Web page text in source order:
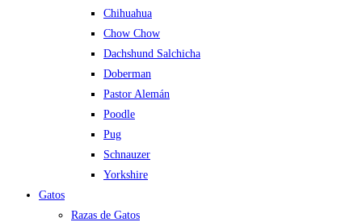
Chihuahua
Chow Chow
Dachshund Salchicha
Doberman
Pastor Alemán
Poodle
Pug
Schnauzer
Yorkshire
Gatos
Razas de Gatos